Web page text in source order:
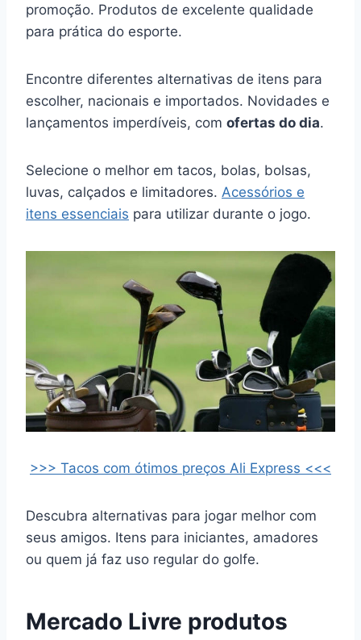
promoção. Produtos de excelente qualidade
para prática do esporte.
Encontre diferentes alternativas de itens para
escolher, nacionais e importados. Novidades e
lançamentos imperdíveis, com ofertas do dia.
Selecione o melhor em tacos, bolas, bolsas,
luvas, calçados e limitadores. Acessórios e
itens essenciais para utilizar durante o jogo.
>>> Tacos com ótimos preços Ali Express <<<
Descubra alternativas para jogar melhor com
seus amigos. Itens para iniciantes, amadores
ou quem já faz uso regular do golfe.
Mercado Livre produtos